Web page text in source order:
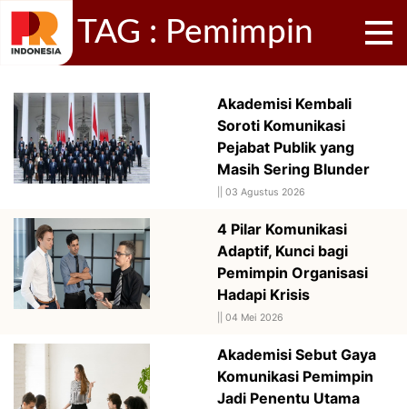
TAG : Pemimpin
Akademisi Kembali
Soroti Komunikasi
Pejabat Publik yang
Masih Sering Blunder
03 Agustus 2026
4 Pilar Komunikasi
Adaptif, Kunci bagi
Pemimpin Organisasi
Hadapi Krisis
04 Mei 2026
Akademisi Sebut Gaya
Komunikasi Pemimpin
Jadi Penentu Utama